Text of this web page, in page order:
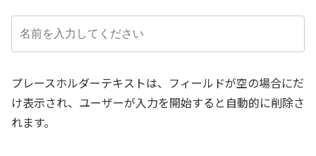
プレースホルダーテキストは、フィールドが空の場合にだ
け表示され、ユーザーが入力を開始すると自動的に削除さ
れます。